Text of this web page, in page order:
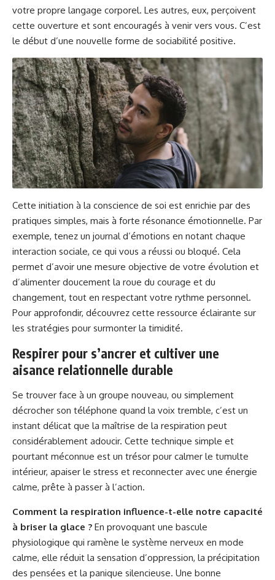
votre propre langage corporel. Les autres, eux, perçoivent
cette ouverture et sont encouragés à venir vers vous. C’est
le début d’une nouvelle forme de sociabilité positive.
Cette initiation à la conscience de soi est enrichie par des
pratiques simples, mais à forte résonance émotionnelle. Par
exemple, tenez un journal d’émotions en notant chaque
interaction sociale, ce qui vous a réussi ou bloqué. Cela
permet d’avoir une mesure objective de votre évolution et
d’alimenter doucement la roue du courage et du
changement, tout en respectant votre rythme personnel.
Pour approfondir, découvrez cette ressource éclairante sur
les stratégies pour surmonter la timidité.
Respirer pour s’ancrer et cultiver une
aisance relationnelle durable
Se trouver face à un groupe nouveau, ou simplement
décrocher son téléphone quand la voix tremble, c’est un
instant délicat que la maîtrise de la respiration peut
considérablement adoucir. Cette technique simple et
pourtant méconnue est un trésor pour calmer le tumulte
intérieur, apaiser le stress et reconnecter avec une énergie
calme, prête à passer à l’action.
Comment la respiration influence-t-elle notre capacité
à briser la glace ? En provoquant une bascule
physiologique qui ramène le système nerveux en mode
calme, elle réduit la sensation d’oppression, la précipitation
des pensées et la panique silencieuse. Une bonne